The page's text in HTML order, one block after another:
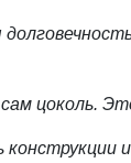
цоколь.